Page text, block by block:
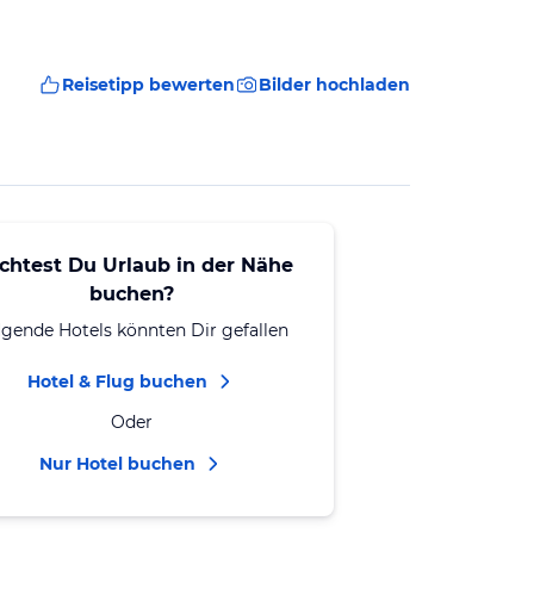
Reisetipp bewerten Bilder hochladen
Du Urlaub in der Nähe
buchen?
Hotels könnten Dir gefallen
Hotel & Flug buchen
Oder
Nur Hotel buchen